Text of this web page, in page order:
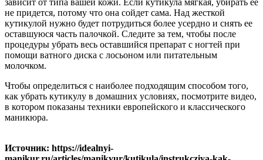
не придется, потому что она сойдет сама. Над жесткой
кутикулой нужно будет потрудиться более усердно и снять ее
оставшуюся часть палочкой. Следите за тем, чтобы после
процедуры убрать весь оставшийся препарат с ногтей при
помощи ватного диска с лосьоном или питательным
молочком.
Чтобы определиться с наиболее подходящим способом того,
как убрать кутикулу в домашних условиях, посмотрите видео,
в котором показаны техники европейского и классического
маникюра.
Источник: https://idealnyi-